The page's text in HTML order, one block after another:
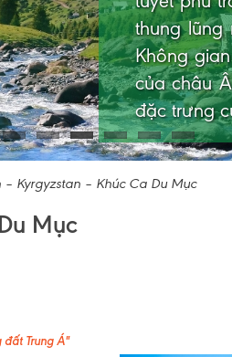
Seven
rực có
– Kyrgyzstan – Khúc Ca Du Mục
Mục
Trung Á"